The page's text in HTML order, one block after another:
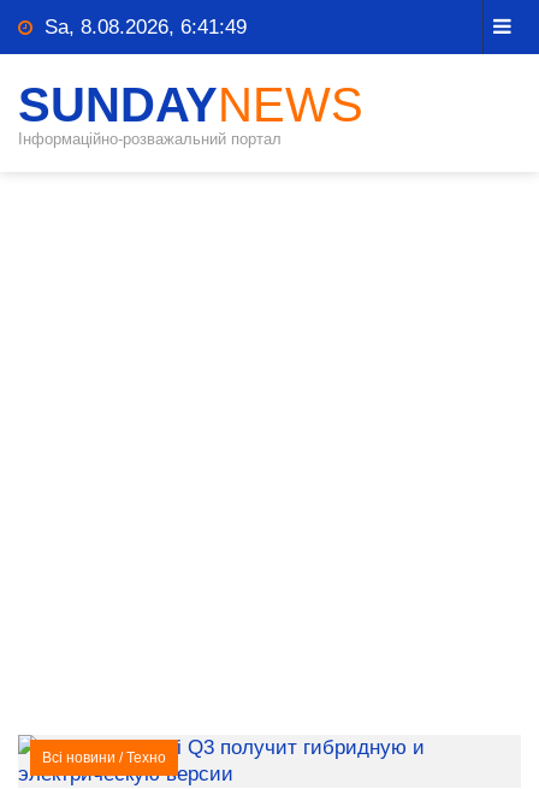
Sa, 8.08.2026, 6:41:49
SUNDAYNEWS
Інформаційно-розважальний портал
Всі новини /Техно